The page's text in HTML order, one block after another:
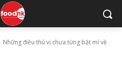
Những điều thú vị chưa từng bật mí về